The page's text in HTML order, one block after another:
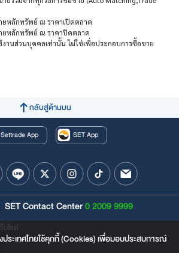
ยหลักทรัพย์ ณ ราคาเปิดตลาด
ยหลักทรัพย์ ณ ราคาปิดตลาด
านส่วนบุคคลเท่านั้น ไม่ใช่เพื่อประกอบการซื้อขาย
กลับสู่ด้านบน
Settrade App SET App
SET Contact Center0 2009 9999
บไซต์
ะเทศไทยใช้คุกกี้ (Cookies) เพื่อมอบประสบการณ์